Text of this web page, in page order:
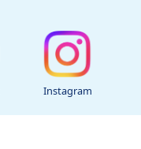
Instagram